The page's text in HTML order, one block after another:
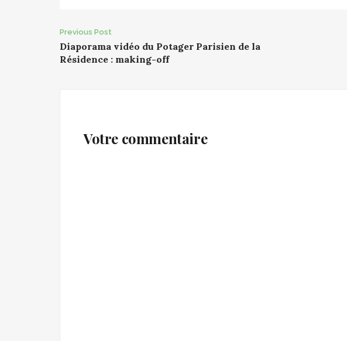
Post
navigation
Previous Post
Diaporama vidéo du Potager Parisien de la
Résidence : making-off
Votre commentaire